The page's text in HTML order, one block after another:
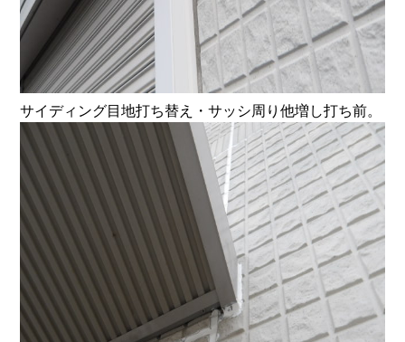
サイディング目地打ち替え・サッシ周り他増し打ち前。